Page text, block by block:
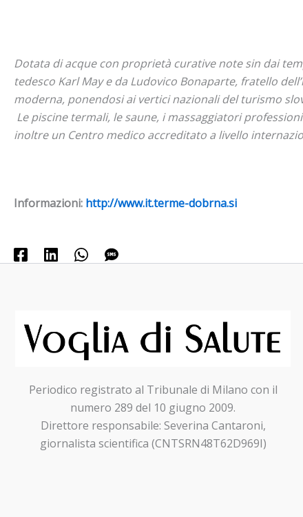
Dotata di acque con proprietà curative note sin dai
tedesco Karl May e da Ludovico Bonaparte, fratello
moderna, ponendosi ai vertici nazionali del turismo
Le piscine termali, le saune, i massaggiatori
inoltre un Centro medico accreditato a livello
Informazioni: http://www.it.terme-dobrna.si
Periodico registrato al Tribunale di Milano con il
numero 289 del 10 giugno 2009.
Direttore responsabile: Severina Cantaroni,
giornalista scientifica (CNTSRN48T62D969I)